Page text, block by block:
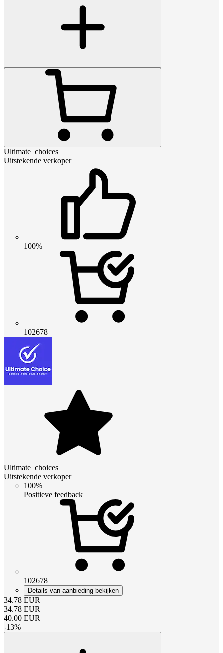
Ultimate_choices
Uitstekende verkoper
100%
102678
Ultimate_choices
Uitstekende verkoper
100%
Positieve feedback
102678
Details van aanbieding bekijken
34.78 EUR
34.78 EUR
40.00 EUR
-13%